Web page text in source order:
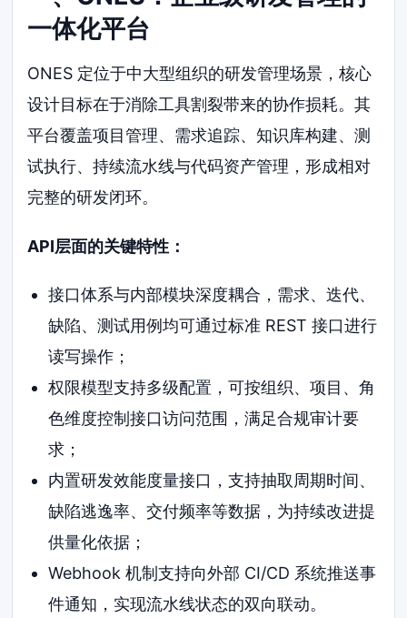
一体化平台
ONES 定位于中大型组织的研发管理场景，核心
设计目标在于消除工具割裂带来的协作损耗。其
平台覆盖项目管理、需求追踪、知识库构建、测
试执行、持续流水线与代码资产管理，形成相对
完整的研发闭环。
API层面的关键特性：
接口体系与内部模块深度耦合，需求、迭代、
缺陷、测试用例均可通过标准 REST 接口进行
读写操作；
权限模型支持多级配置，可按组织、项目、角
色维度控制接口访问范围，满足合规审计要
求；
内置研发效能度量接口，支持抽取周期时间、
缺陷逃逸率、交付频率等数据，为持续改进提
供量化依据；
Webhook 机制支持向外部 CI/CD 系统推送事
件通知，实现流水线状态的双向联动。